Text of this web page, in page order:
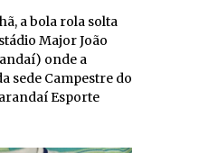
a bola rola solta
Major João
onde a
sede Campestre do
Esporte